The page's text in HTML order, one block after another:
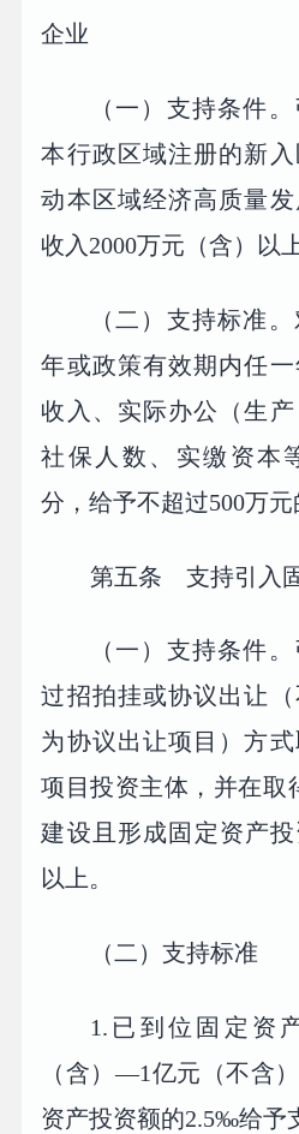
企业
（一）支持条件
本行政区域注册的新
动本区域经济高质量
收入2000万元（含）以上
（二）支持标准
年或政策有效期内任
收入、实际办公（生
社保人数、实缴资本
分，给予不超过500万元
第五条 支持引入
（一）支持条件
过招拍挂或协议出让
为协议出让项目）方
项目投资主体，并在取
建设且形成固定资产投
以上。
（二）支持标准
1.已到位固定资
（含）—1亿元（不含
资产投资额的2.5‰给予